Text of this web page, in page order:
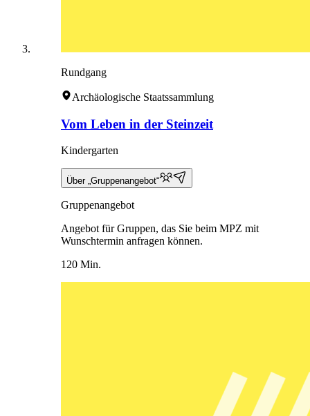
Rundgang
Archäologische Staatssammlung
Vom Leben in der Steinzeit
Kindergarten
Über „Gruppenangebot“
Gruppenangebot
Angebot für Gruppen, das Sie beim MPZ mit
Wunschtermin anfragen können.
120 Min.